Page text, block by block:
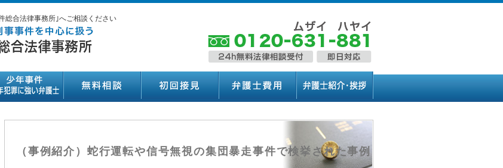
総合法律事務所｣へご相談ください
（事例紹介）蛇行運転や信号無視の集団暴走事件で検挙された事例